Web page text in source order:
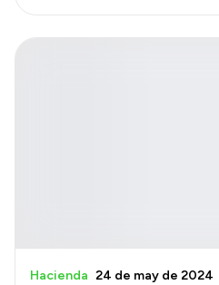
Hacienda 24 de may de 2024